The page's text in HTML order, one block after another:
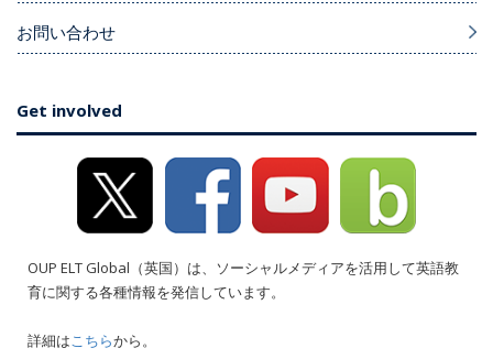
お問い合わせ
Get involved
OUP ELT Global（英国）は、ソーシャルメディアを活用して英語教
育に関する各種情報を発信しています。
詳細はこちらから。